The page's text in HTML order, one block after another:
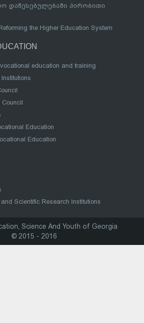
დაწესებულებაში პირობითი
the Higher Education System
education and training
Education
Education
Scientific Research Institutions
Science And Youth of Georgia
© 2015 - 2016